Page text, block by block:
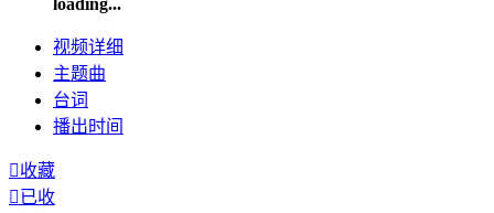
loading...
视频详细
主题曲
台词
播出时间
收藏
已收